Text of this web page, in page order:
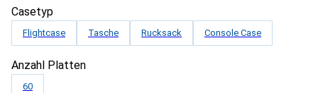
Casetyp
Flightcase Tasche Rucksack Console Case
Anzahl Platten
60